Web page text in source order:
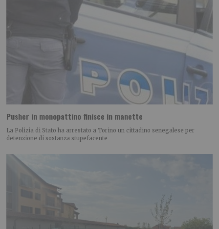
Pusher in monopattino finisce in manette
La Polizia di Stato ha arrestato a Torino un cittadino senegalese per
detenzione di sostanza stupefacente